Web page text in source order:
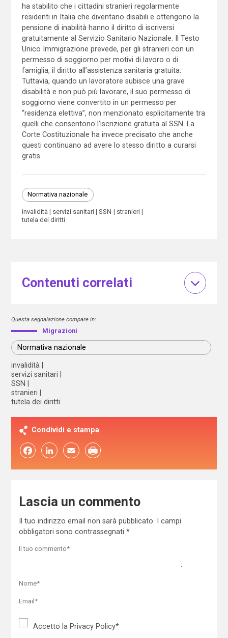
ha stabilito che i cittadini stranieri regolarmente
residenti in Italia che diventano disabili e ottengono la
pensione di inabilità hanno il diritto di iscriversi
gratuitamente al Servizio Sanitario Nazionale. Il Testo
Unico Immigrazione prevede, per gli stranieri con un
permesso di soggiorno per motivi di lavoro o di
famiglia, il diritto all’assistenza sanitaria gratuita.
Tuttavia, quando un lavoratore subisce una grave
disabilità e non può più lavorare, il suo permesso di
soggiorno viene convertito in un permesso per
“residenza elettiva”, non menzionato esplicitamente tra
quelli che consentono l’iscrizione gratuita al SSN. La
Corte Costituzionale ha invece precisato che anche
questi continuano ad avere lo stesso diritto a curarsi
gratis.
Normativa nazionale
invalidità servizi sanitari SSN
stranieri
tutela dei diritti
Contenuti correlati
Questa segnalazione compare in:
Migrazioni
Normativa nazionale
invalidità
servizi sanitari
SSN
stranieri
tutela dei diritti
Condividi e stampa
FacebookLinkedIn Email
Lascia un commento
Il tuo indirizzo email non sarà pubblicato.
I campi
obbligatori sono contrassegnati *
Accetto la Privacy Policy*